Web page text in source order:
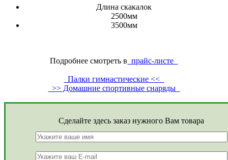
Длина скакалок
2500мм
3500мм
Подробнее смотреть в прайс-листе
Палки гимнастические <<
>> Домашние спортивные снаряды
Сделайте здесь заказ нужного Вам товара